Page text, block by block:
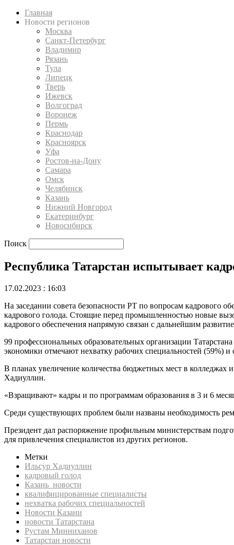
Главная
Новости регионов
Москва
Санкт-Петербург
Владимир
Рязань
Тула
Липецк
Тверь
Ижевск
Волгоград
Воронеж
Пермь
Краснодар
Красноярск
Уфа
Ростов-на-Дону
Самара
Омск
Челябинск
Казань
Нижний Новгород
Екатеринбург
Новосибирск
Поиск
Республика Татарстан испытывает
17.02.2023 : 16:03
На заседании совета безопасности РТ по вопросам кадрового
кадрового голода. Стоящие перед промышленностью новые
кадрового обеспечения напрямую связан с дальнейшим
99 профессиональных образовательных организации
экономики отмечают нехватку рабочих специальностей (59%) и
В планах увеличение количества бюджетных мест в
Хадиуллин.
«Взращивают» кадры и по программам образования в 3 и 6
Среди существующих проблем были названы необходимость
Президент дал распоряжение профильным министерствам
для привлечения специалистов из других регионов.
Метки
Ильсур Хадиуллин
кадровый голод
Казань новости
квалифицированные специалисты
нехватка рабочих специальностей
Новости Казани
новости Татарстана
Рустам Минниханов
Татарстан новости